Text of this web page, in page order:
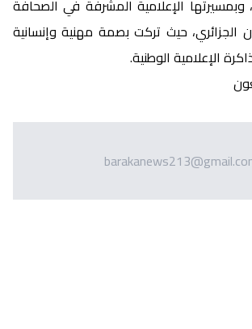
وبمسيرتها الإعلامية المشرفة في الصحافة
الجزائري، حيث تركت بصمة مهنية وإنسانية
الإعلامية الوطنية.